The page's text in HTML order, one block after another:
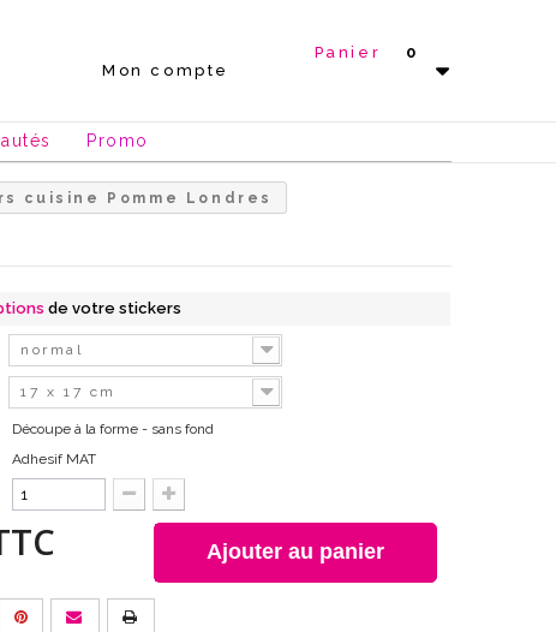
Mon compte
Panier 0
Promo
cuisine Pomme Londres
de votre stickers
normal
17 x 17 cm
Découpe à la forme - sans fond
Adhesif MAT
Ajouter au panier